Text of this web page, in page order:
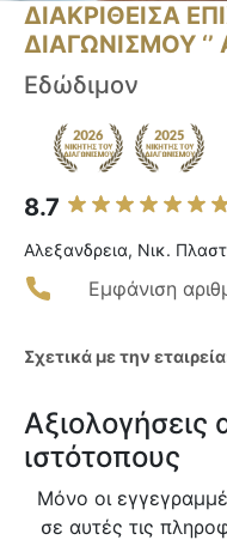
ΔΙΑΚΡΙΘΕΙΣΑ
ΔΙΑΓΩΝΙΣΜΟΥ ‘’
Εδώδιμον
8.7
Αλεξανδρεια, Νικ.
Εμφάνιση
Σχετικά με την
ιστότοπους
Μόνο οι
σε αυτές τις